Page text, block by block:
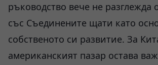
ръководство вече не разглежда
със Съединените щати като
собственото си развитие. За
американският пазар остава